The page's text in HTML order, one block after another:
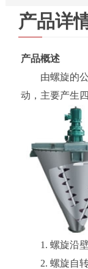
产品详
产品概述
由螺旋的公
动，主要产生
1. 螺旋沿壁
2. 螺旋自转